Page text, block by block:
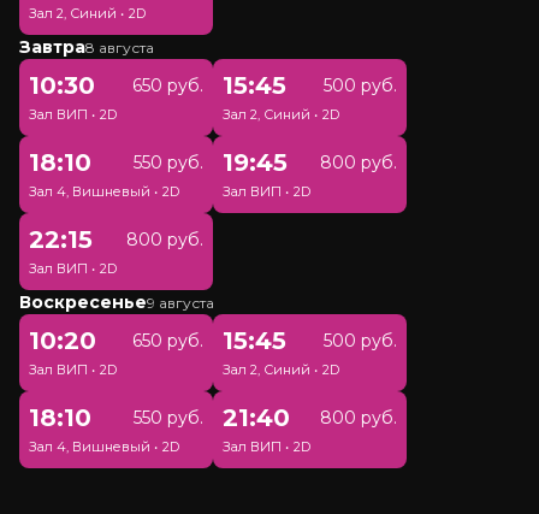
Зал 2, Синий • 2D
Завтра8 августа
10:30 650 руб.
Зал ВИП • 2D
15:45 500 руб.
Зал 2, Синий • 2D
18:10 550 руб.
Зал 4, Вишневый • 2D
19:45 800 руб.
Зал ВИП • 2D
22:15 800 руб.
Зал ВИП • 2D
Воскресенье9 августа
10:20 650 руб.
Зал ВИП • 2D
15:45 500 руб.
Зал 2, Синий • 2D
18:10 550 руб.
Зал 4, Вишневый • 2D
21:40 800 руб.
Зал ВИП • 2D